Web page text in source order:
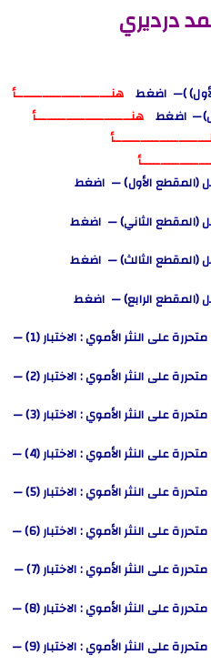
درديري
)— اضغط هنـــــــــــــــــــــــــأ
اضغط هنـــــــــــــــــــــــــأ
(المقطع الأول) — اضغط
(المقطع الثاني) — اضغط
(المقطع الثالث) — اضغط
(المقطع الرابع) — اضغط
سلسلة الاختبارات الإلكترونية نصوص متحررة على النثر الأموي : الاختبار (1) —
سلسلة الاختبارات الإلكترونية نصوص متحررة على النثر الأموي : الاختبار (2) —
سلسلة الاختبارات الإلكترونية نصوص متحررة على النثر الأموي : الاختبار (3) —
سلسلة الاختبارات الإلكترونية نصوص متحررة على النثر الأموي : الاختبار (4) —
سلسلة الاختبارات الإلكترونية نصوص متحررة على النثر الأموي : الاختبار (5) —
سلسلة الاختبارات الإلكترونية نصوص متحررة على النثر الأموي : الاختبار (6) —
سلسلة الاختبارات الإلكترونية نصوص متحررة على النثر الأموي : الاختبار (7) —
سلسلة الاختبارات الإلكترونية نصوص متحررة على النثر الأموي : الاختبار (8) —
سلسلة الاختبارات الإلكترونية نصوص متحررة على النثر الأموي : الاختبار (9) —